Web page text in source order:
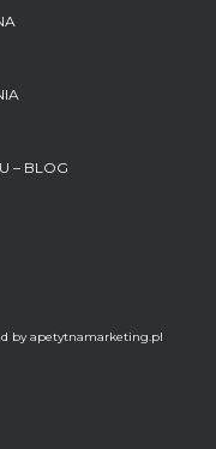
– BLOG
by apetytnamarketing.pl